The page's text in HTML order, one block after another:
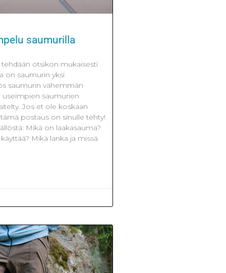
saumurilla
otsikon mukaisesti
on saumurin yksi
saumurin vähemmän
useimpien saumurien
Jos et ole koskaan
postaus on sinulle tehty!
Mikä on laakasauma?
Mikä lanka ja missä